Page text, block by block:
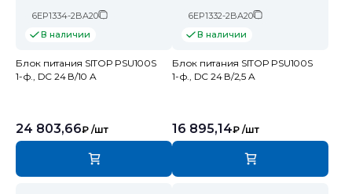
6EP1334-2BA20
В наличии
Блок питания SITOP PSU100S
1-ф., DC 24 В/10 A
24 803,66₽ /шт
6EP1332-2BA20
В наличии
Блок питания SITOP PSU100S
1-ф., DC 24 В/2,5 A
16 895,14₽ /шт